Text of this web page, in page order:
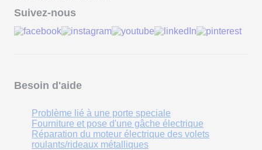
Suivez-nous
Besoin d'aide
Problème lié à une porte speciale
Fourniture et pose d'une gâche électrique
Réparation du moteur électrique des volets
roulants/rideaux métalliques